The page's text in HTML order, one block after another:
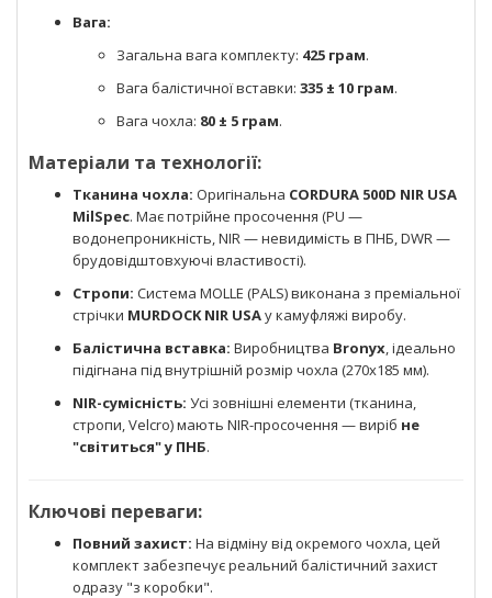
Вага:
Загальна вага комплекту: 425 грам.
Вага балістичної вставки: 335 ± 10 грам.
Вага чохла: 80 ± 5 грам.
Матеріали та технології:
Тканина чохла: Оригінальна CORDURA 500D NIR USA
MilSpec. Має потрійне просочення (PU —
водонепроникність, NIR — невидимість в ПНБ, DWR —
брудовідштовхуючі властивості).
Стропи: Система MOLLE (PALS) виконана з преміальної
стрічки MURDOCK NIR USAу камуфляжі виробу.
Балістична вставка: Виробництва Bronyx, ідеально
підігнана під внутрішній розмір чохла (270х185 мм).
NIR-сумісність: Усі зовнішні елементи (тканина,
стропи, Velcro) мають NIR-просочення — виріб не
"світиться" у ПНБ.
Ключові переваги:
Повний захист: На відміну від окремого чохла, цей
комплект забезпечує реальний балістичний захист
одразу "з коробки".